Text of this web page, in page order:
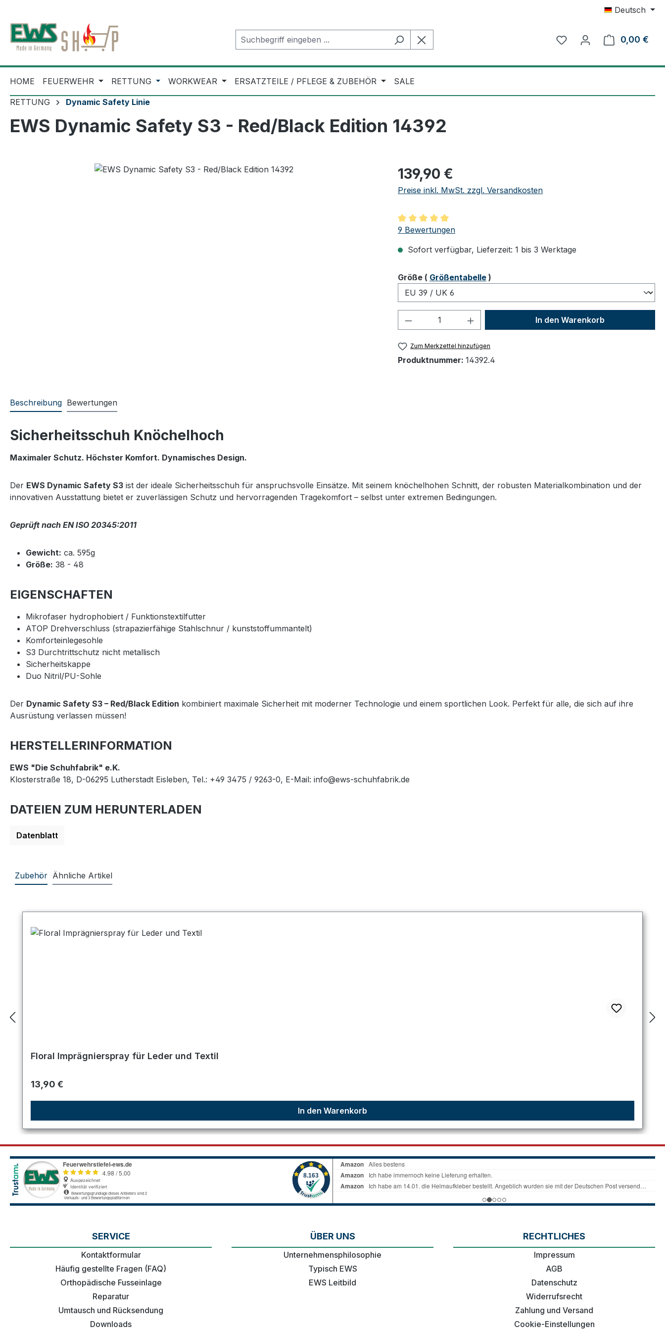
Deutsch
0,00 €
HOME FEUERWEHR RETTUNG WORKWEAR ERSATZTEILE / PFLEGE & ZUBEHÖR SALE
RETTUNG Dynamic Safety Linie
EWS Dynamic Safety S3 - Red/Black Edition 14392
Regulärer Preis:
139,90 €
Preise inkl. MwSt. zzgl. Versandkosten
Durchschnittliche Bewertung von 5 von 5 Sternen
9 Bewertungen
Sofort verfügbar, Lieferzeit: 1 bis 3 Werktage
Größeauswählen
( Größentabelle )
Produkt Anzahl: Gib den gewünschten Wert
In den Warenkorb
Zum Merkzettel hinzufügen
Produktnummer: 14392.4
Beschreibung Bewertungen
Sicherheitsschuh Knöchelhoch
Maximaler Schutz. Höchster Komfort. Dynamisches Design.
Der EWS Dynamic Safety S3 ist der ideale Sicherheitsschuh für anspruchsvolle Einsätze. Mit seinem knöchelhohen Schnitt, der robusten Materialkombination und der
innovativen Ausstattung bietet er zuverlässigen Schutz und hervorragenden Tragekomfort – selbst unter extremen Bedingungen.
Geprüft nach EN ISO 20345:2011
Gewicht: ca. 595g
Größe: 38 - 48
EIGENSCHAFTEN
Mikrofaser hydrophobiert / Funktionstextilfutter
ATOP Drehverschluss (strapazierfähige Stahlschnur / kunststoffummantelt)
Komforteinlegesohle
S3 Durchtrittschutz nicht metallisch
Sicherheitskappe
Duo Nitril/PU-Sohle
Der Dynamic Safety S3 – Red/Black Edition kombiniert maximale Sicherheit mit moderner Technologie und einem sportlichen Look. Perfekt für alle, die sich auf ihre
Ausrüstung verlassen müssen!
HERSTELLERINFORMATION
EWS "Die Schuhfabrik" e.K.
Klosterstraße 18, D-06295 Lutherstadt Eisleben, Tel.: +49 3475 / 9263-0, E-Mail: info@ews-schuhfabrik.de
DATEIEN ZUM HERUNTERLADEN
Datenblatt
Zubehör Ähnliche Artikel
Floral Imprägnierspray für Leder und Textil
Regulärer Preis:
13,90 €
In den Warenkorb
SERVICE
Kontaktformular
Häufig gestellte Fragen (FAQ)
Orthopädische Fusseinlage
Reparatur
Umtausch und Rücksendung
Downloads
ÜBER UNS
Unternehmensphilosophie
Typisch EWS
EWS Leitbild
RECHTLICHES
Impressum
AGB
Datenschutz
Widerrufsrecht
Zahlung und Versand
Cookie-Einstellungen